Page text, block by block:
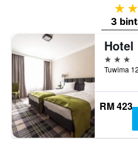
3
3
3
RM 423